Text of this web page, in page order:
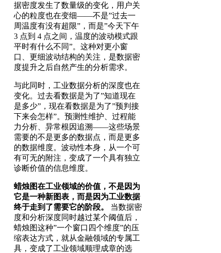
据密度发生了数量级的变化，用户关
心的粒度也在变细——不是”过去一
周温度有没有超限”，而是”今天下午
3 点到 4 点之间，温度的波动模式跟
平时有什么不同”。这种对更小窗
口、更细波动结构的关注，是数据密
度提升之后自然产生的分析需求。
与此同时，工业数据分析的深度也在
变化。过去看数据是为了”知道现在
是多少”，现在看数据是为了”预判接
下来会怎样”。预测性维护、过程能
力分析、异常根因追溯——这些场景
需要的不是更多的数据点，而是更多
的数据维度。波动性本身，从一个可
有可无的附注，变成了一个具有独立
诊断价值的信息维度。
蜡烛图在工业领域的价值，不是因为
它是一种新图表，而是因为工业数据
终于走到了需要它的阶段。
当数据密
度和分析深度同时越过某个阈值后，
蜡烛图这种”一个窗口四个维度”的压
缩表达方式，就从金融领域的专属工
具，变成了工业领域顺理成章的选